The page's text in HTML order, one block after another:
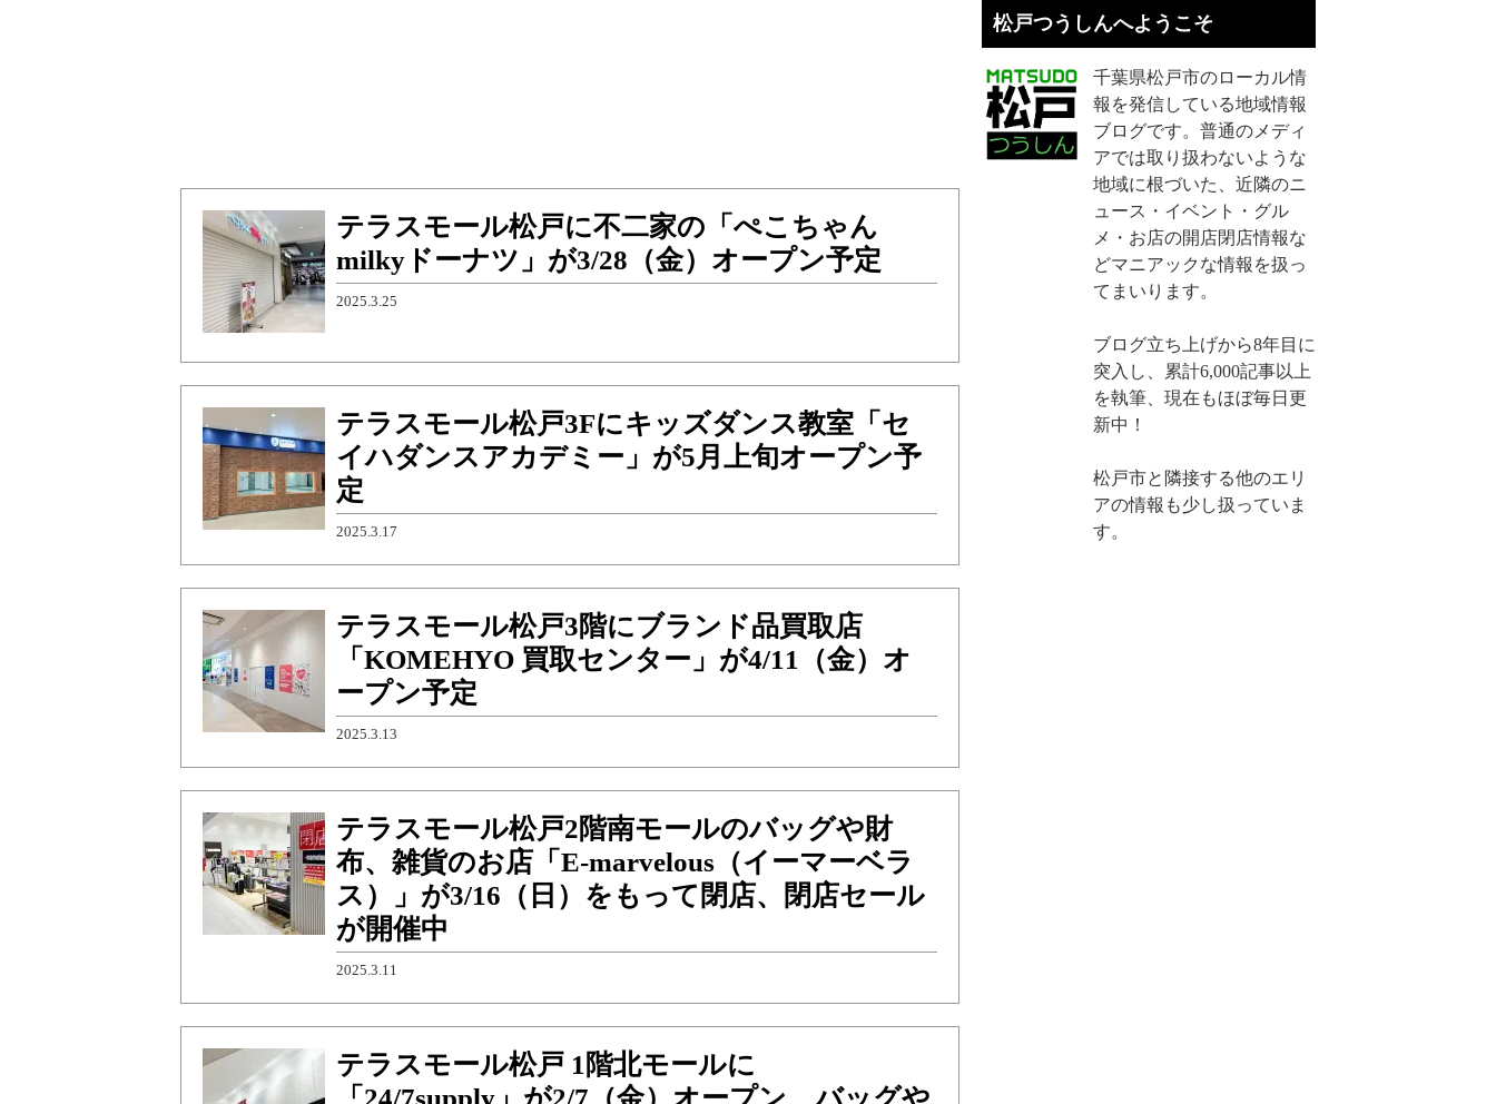
テラスモール松戸に不二家の「ぺこちゃん
milkyドーナツ」が3/28（金）オープン予定
2025.3.25
テラスモール松戸3Fにキッズダンス教室「セ
イハダンスアカデミー」が5月上旬オープン予
定
2025.3.17
テラスモール松戸3階にブランド品買取店
「KOMEHYO 買取センター」が4/11（金）オ
ープン予定
2025.3.13
テラスモール松戸2階南モールのバッグや財
布、雑貨のお店「E-marvelous（イーマーベラ
ス）」が3/16（日）をもって閉店、閉店セール
が開催中
2025.3.11
テラスモール松戸 1階北モールに
「24/7supply」が2/7（金）オープン、バッグや
松戸つうしんへようこそ
千葉県松戸市のローカル情
報を発信している地域情報
ブログです。普通のメディ
アでは取り扱わないような
地域に根づいた、近隣のニ
ュース・イベント・グル
メ・お店の開店閉店情報な
どマニアックな情報を扱っ
てまいります。
ブログ立ち上げから8年目に
突入し、累計6,000記事以上
を執筆、現在もほぼ毎日更
新中！
松戸市と隣接する他のエリ
アの情報も少し扱っていま
す。